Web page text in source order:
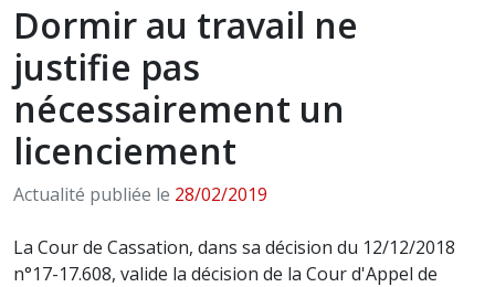
Dormir au travail ne
justifie pas
nécessairement un
licenciement
Actualité publiée le 28/02/2019
La Cour de Cassation, dans sa décision du 12/12/2018
n°17-17.608, valide la décision de la Cour d'Appel de